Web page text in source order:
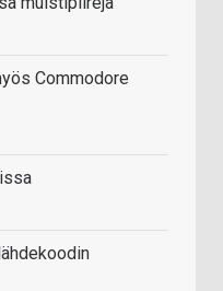
Commodore